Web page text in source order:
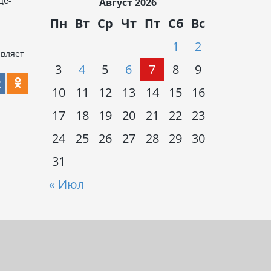
Пн Вт Ср Чт Пт Сб Вс
« Июл
1
2
3
4 5 6 7 8
9
10
11 12 13 14 15
16
17
18 19 20 21 22
23
24
25 26 27 28 29
30
31